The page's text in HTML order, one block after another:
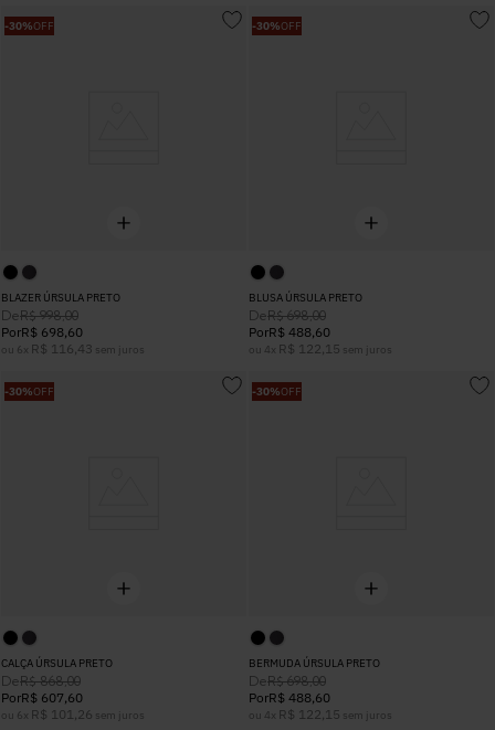
-30%OFF
BLAZER ÚRSULA PRETO
DeR$ 998,00
PorR$ 698,60
ou 6 x R$ 116,43 sem juros
-30%OFF
BLUSA ÚRSULA PRETO
DeR$ 698,00
PorR$ 488,60
ou 4 x R$ 122,15 sem juros
-30%OFF
CALÇA ÚRSULA PRETO
DeR$ 868,00
PorR$ 607,60
ou 6 x R$ 101,26 sem juros
-30%OFF
BERMUDA ÚRSULA PRETO
DeR$ 698,00
PorR$ 488,60
ou 4 x R$ 122,15 sem juros